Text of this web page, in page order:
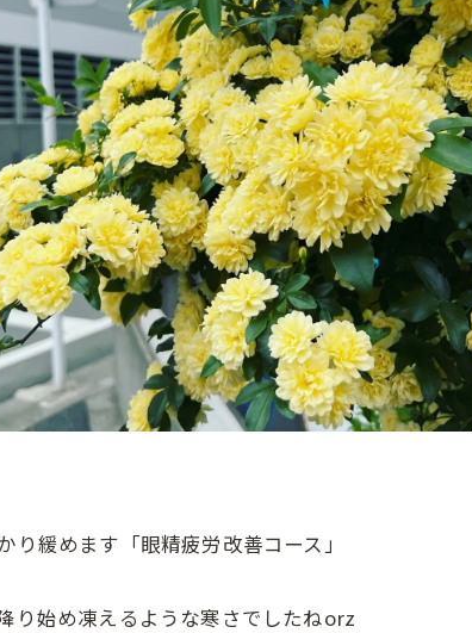
緩めます「眼精疲労改善コース」
り始め凍えるような寒さでしたねorz